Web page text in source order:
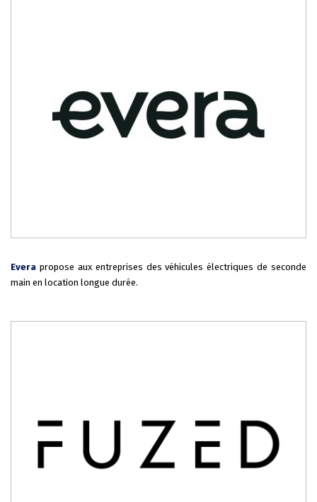
Evera propose aux entreprises des véhicules électriques de seconde
main en location longue durée.